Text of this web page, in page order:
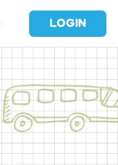
LOGIN